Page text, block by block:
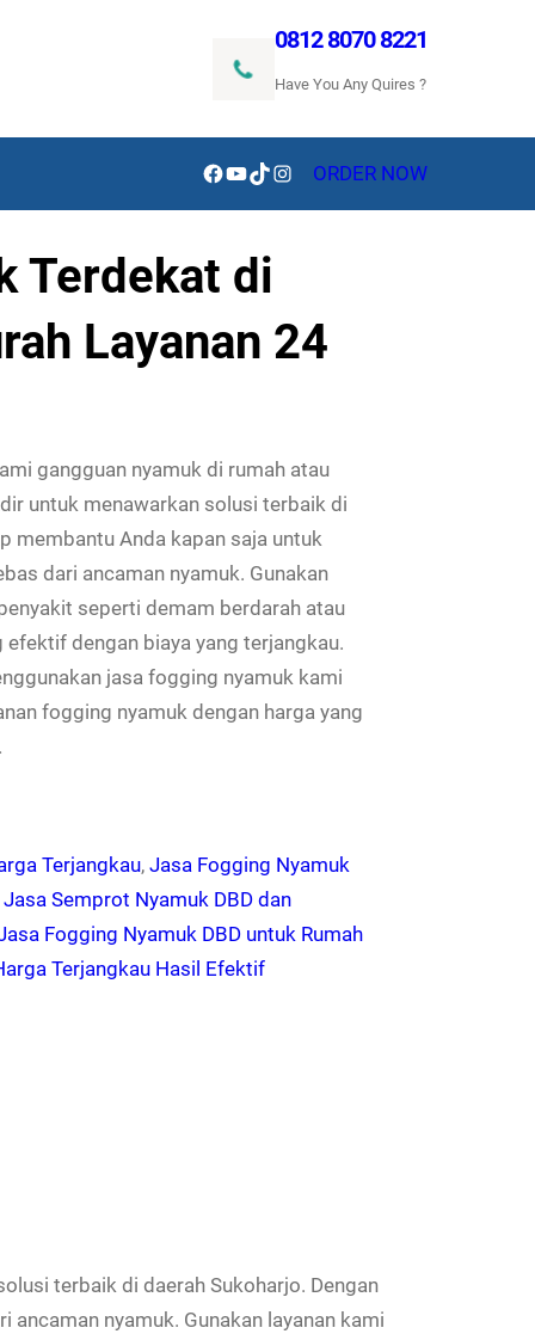
0812 8070 8221
Have You Any Quires ?
Facebook
YouTube
TikTokInstagramORDER NOW
Terdekat di
Layanan 24
gangguan nyamuk di rumah atau
untuk menawarkan solusi terbaik di
membantu Anda kapan saja untuk
dari ancaman nyamuk. Gunakan
seperti demam berdarah atau
dengan biaya yang terjangkau.
jasa fogging nyamuk kami
fogging nyamuk dengan harga yang
Terjangkau, Jasa Fogging Nyamuk
Jasa Semprot Nyamuk DBD dan
Fogging Nyamuk DBD untuk Rumah
Terjangkau Hasil Efektif
terbaik di daerah Sukoharjo. Dengan
nyamuk. Gunakan layanan kami